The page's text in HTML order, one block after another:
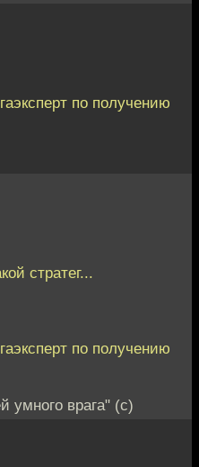
по получению
стратег...
по получению
умного врага" (с)